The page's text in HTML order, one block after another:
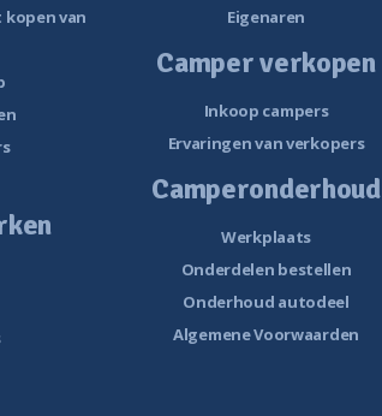
kopen van
Eigenaren
Camper verkopen
Inkoop campers
Ervaringen van verkopers
Camperonderhoud
Werkplaats
Onderdelen bestellen
Onderhoud autodeel
Algemene Voorwaarden